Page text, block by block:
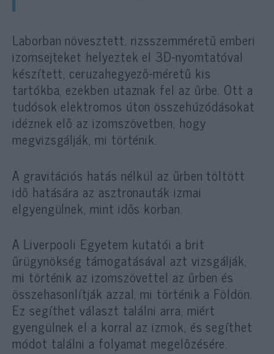
Laborban növesztett, rizsszemméretű emberi
izomsejteket helyeztek el 3D-nyomtatóval
készített, ceruzahegyező-méretű kis
tartókba, ezekben utaznak fel az űrbe. Ott a
tudósok elektromos úton összehúzódásokat
idéznek elő az izomszövetben, hogy
megvizsgálják, mi történik.
A gravitációs hatás nélkül az űrben töltött
idő hatására az asztronauták izmai
elgyengülnek, mint idős korban.
A Liverpooli Egyetem kutatói a brit
űrügynökség támogatásával azt vizsgálják,
mi történik az izomszövettel az űrben és
összehasonlítják azzal, mi történik a Földön.
Ez segíthet választ találni arra, miért
gyengülnek el a korral az izmok, és segíthet
módot találni a folyamat megelőzésére.